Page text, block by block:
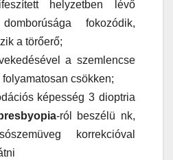
helyzetben lévő
fokozódik,
a törőerő;
a szemlencse
csökken;
képesség 3 dioptria
-ról beszélü nk,
korrekcióval